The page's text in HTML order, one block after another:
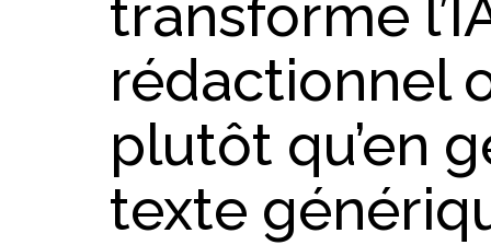
transforme
rédactionnel
plutôt qu’en
texte